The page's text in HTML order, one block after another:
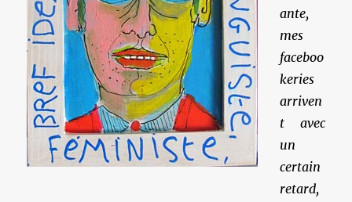
ante,
mes
faceboo
keries
arriven
t avec
un
certain
retard,